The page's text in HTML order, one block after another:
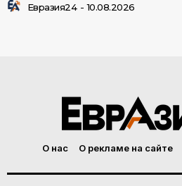
Евразия24 - 10.08.2026
О нас О рекламе на сайте